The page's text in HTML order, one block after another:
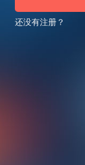
还没有注册？